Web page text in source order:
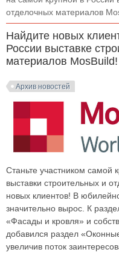
отделочных материалов
Найдите новых
России выставке
материалов MosBuild!
Архив новостей
Станьте участником самой
выставки строительных и
новых клиентов! В
значительно вырос. К
«Фасады и кровля» и
добавился раздел
увеличив поток